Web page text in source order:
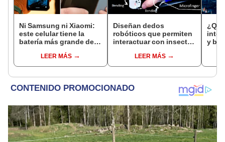
Ni Samsung ni Xiaomi:
este celular tiene la
batería más grande del
LEER MÁS
Diseñan dedos
robóticos que permiten
interactuar con insectos
LEER MÁS
y